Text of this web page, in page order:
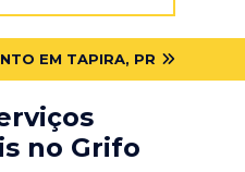
EM TAPIRA, PR
no Grifo